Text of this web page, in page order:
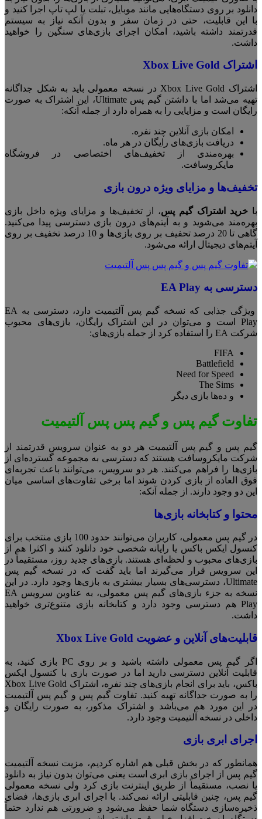
دانلود بر روی دستگاه‌هایی مانند موبایل، تبلت یا لپ تاپ اجرا کنید و
با این قابلیت، حتی در زمان سفر و بدون آنکه نیاز به سیستم
قدرتمند داشته باشید، امکان اجرای بازی‌های سنگین را خواهید
داشت.
اشتراک Xbox Live Gold
اشتراک Xbox Live Gold در نسخه معمولی باید به شکل جداگانه
تهیه می‌شد اما با داشتن گیم پس Ultimate، این اشتراک به صورت
رایگان است و مزایایی را به همراه دارد از جمله آنکه:
امکان بازی آنلاین چند نفره.
دریافت بازی‌های رایگان در هر ماه.
بهره‌مندی از تخفیف‌های اختصاصی در فروشگاه
مایکروسافت.
تخفیف‌ها و مزایای ویژه درون بازی
با خرید اشتراک گیم پس، از تخفیف‌ها و مزایای ویژه داخل بازی
بهره‌مند می‌شوید و به آیتم‌های درون بازی دسترسی پیدا می‌کنید.
گاهی تا 20 درصد تحفیف بر روی بازی‌ها و 10 درصد تخفیف بر روی
آیتم‌های دیجیتال ارائه می‌شود.
دسترسی به EA Play
ویژگی جذابی که نسخه گیم پس آلتیمیت دارد، دسترسی به EA
Play است و می‌توان در این اشتراک رایگان، بازی‌های محبوب
شرکت EA را استفاده کرد از جمله بازی‌های:
FIFA
Battlefield
Need for Speed
The Sims
و ده‌ها بازی دیگر
تفاوت گیم پس و گیم پس پس آلتیمیت
گیم پس و گیم پس آلتیمیت هر دو به عنوان سرویس قدرتمند از
شرکت مایکروسافت هستند که دسترسی به مجموعه گسترده‌ای از
بازی‌ها را فراهم می‌کنند. هر دو سرویس، می‌توانند باعث تجربه‌ای
فوق العاده از بازی کردن شوند اما برخی تفاوت‌های اساسی میان
این دو وجود دارند. از جمله آنکه:
محتوا و کتابخانه بازی‌ها
در گیم پس معمولی، کاربران می‌توانند حدود 100 بازی منتخب برای
کنسول ایکس باکس یا رایانه شخصی خود دانلود کنند و اکثرا هم از
بازی‌های محبوب و لحظه‌ای هستند. بازی‌های جدید روز، مستقیماً در
این سرویس قرار می‌گیرند اما باید گفت که در نسخه گیم پس
Ultimate، دسترسی‌های بسیار بیشتری به بازی‌ها وجود دارد. در این
نسخه به جزء بازی‌های گیم پس معمولی، به عناوین سرویس EA
Play هم دسترسی وجود دارد و کتابخانه بازی متنوع‌تری خواهید
داشت.
قابلیت‌های آنلاین و عضویت Xbox Live Gold
اگر گیم پس معمولی داشته باشید و بر روی PC بازی کنید، به
قابلیت آنلاین دسترسی دارید اما در صورت بازی با کنسول ایکس
باکس، باید برای انجام بازی‌های چند نفره، اشتراک Xbox Live Gold
را به صورت جداگانه تهیه کنید. تفاوت گیم پس و گیم پس آلتیمیت
در این مورد هم می‌باشد و اشتراک مذکور، به صورت رایگان و
داخلی در نسخه آلتیمیت وجود دارد.
اجرای ابری بازی
همانطور که در بخش قبلی هم اشاره کردیم، مزیت نسخه آلتیمیت
گیم پس از اجرای بازی ابری است یعنی می‌توان بدون نیاز به دانلود
یا نصب، مستقیماً از طریق اینترنت بازی کرد ولی نسخه معمولی
گیم پس، چنین قابلیتی ارائه نمی‌کند. با اجرای ابری بازی‌ها، فضای
ذخیره‌سازی دستگاه شما حفظ می‌شود و ضرورتی هم ندارد حتماً